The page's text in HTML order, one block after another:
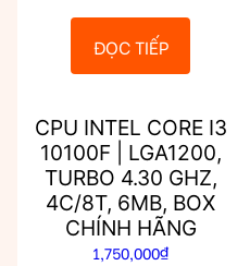
ĐỌC TIẾP
CPU INTEL CORE I3
10100F | LGA1200,
TURBO 4.30 GHZ,
4C/8T, 6MB, BOX
CHÍNH HÃNG
1,750,000₫